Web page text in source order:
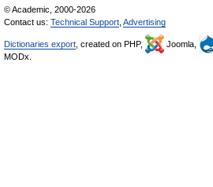
© Academic, 2000-2026
Contact us: Technical Support Advertising
Dictionaries export , created on PHP, Joomla,
MODx.